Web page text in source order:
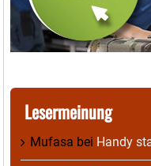
Lesermeinung
Mufasa bei Handy